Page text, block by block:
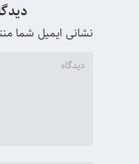
نشانی ایمیل شما